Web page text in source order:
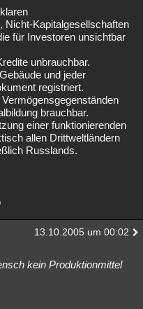
Nicht-Kapitalgesellschaften
für Investoren unsichtbar
unbrauchbar.
und jeder
registriert.
brauchbar.
einer funktionierenden
allen Drittweltländern
Russlands.
13.10.2005 um 00:02
kein Produktionmittel